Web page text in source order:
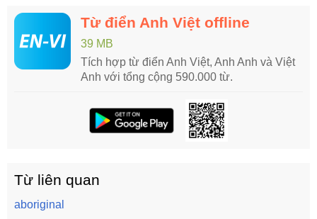
Từ điển Anh Việt offline
39 MB
Tích hợp từ điển Anh Việt, Anh Anh và Việt
Anh với tổng cộng 590.000 từ.
Từ liên quan
aboriginal